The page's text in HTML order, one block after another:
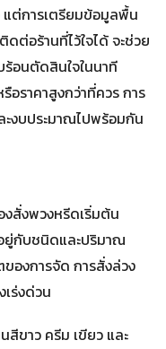
ต่การเตรียมข้อมูลพื้น
ดต่อร้านที่ไว้ใจได้ จะช่วย
ร้อนตัดสินใจในนาที
อราคาสูงกว่าที่ควร การ
งบประมาณไปพร้อมกัน
งสั่งพวงหรีดเริ่มต้น
กับชนิดและปริมาณ
องการจัด การสั่งล่วง
เร่งด่วน
สีขาว ครีม เขียว และ